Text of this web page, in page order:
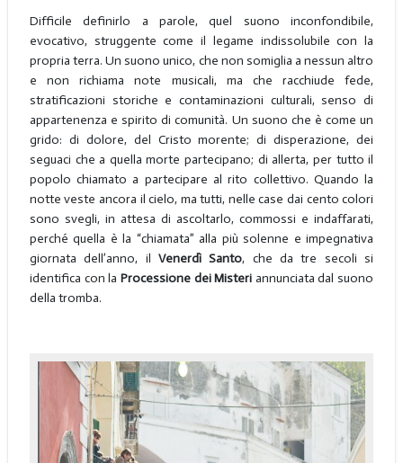
Difficile definirlo a parole, quel suono inconfondibile,
evocativo, struggente come il legame indissolubile con la
propria terra. Un suono unico, che non somiglia a nessun altro
e non richiama note musicali, ma che racchiude fede,
stratificazioni storiche e contaminazioni culturali, senso di
appartenenza e spirito di comunità. Un suono che è come un
grido: di dolore, del Cristo morente; di disperazione, dei
seguaci che a quella morte partecipano; di allerta, per tutto il
popolo chiamato a partecipare al rito collettivo. Quando la
notte veste ancora il cielo, ma tutti, nelle case dai cento colori
sono svegli, in attesa di ascoltarlo, commossi e indaffarati,
perché quella è la “chiamata” alla più solenne e impegnativa
giornata dell’anno, il Venerdì Santo, che da tre secoli si
identifica con la Processione dei Misteri annunciata dal suono
della tromba.